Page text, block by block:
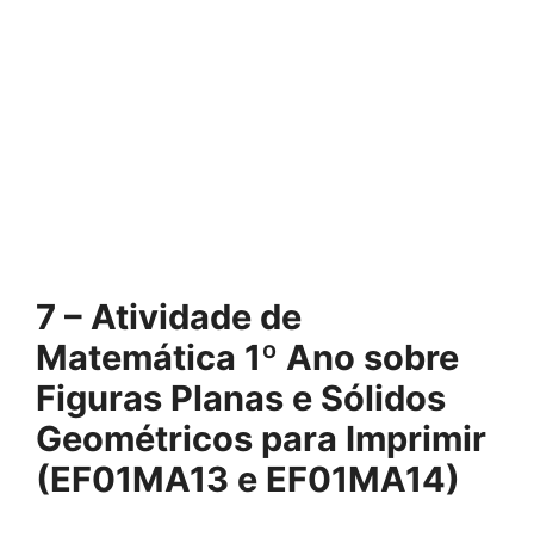
7 – Atividade de
Matemática 1º Ano sobre
Figuras Planas e Sólidos
Geométricos para Imprimir
(EF01MA13 e EF01MA14)